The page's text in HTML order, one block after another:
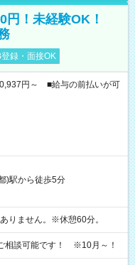
円！未経験OK！
録・面接OK
円～ ■給与の前払いが可
)駅から徒歩5分
ません。※休憩60分。
談可能です！ ※10月～！